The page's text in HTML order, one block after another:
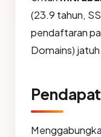
(23.9 tahun,
pendaftaran
Domains)